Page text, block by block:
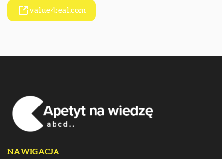
value4real.com
NAWIGACJA